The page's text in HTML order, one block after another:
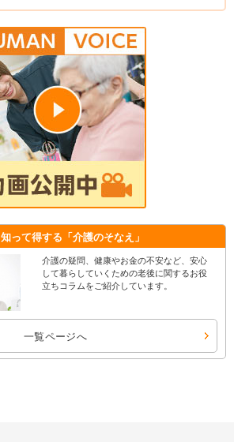
知って得する 「介護のそなえ」
介護の疑問、健康やお金の不安など、安心
して暮らしていくための老後に関するお役
立ちコラムをご紹介しています。
一覧ページへ